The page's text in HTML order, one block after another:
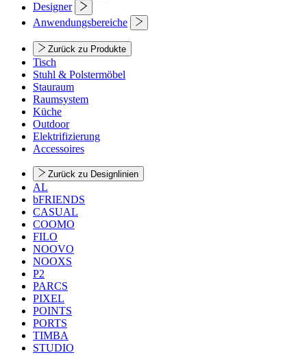
Designer
Anwendungsbereiche
Zurück zu Produkte
Tisch
Stuhl & Polstermöbel
Stauraum
Raumsystem
Küche
Outdoor
Elektrifizierung
Accessoires
Zurück zu Designlinien
AL
bFRIENDS
CASUAL
COOMO
FILO
NOOVO
NOOXS
P2
PARCS
PIXEL
POINTS
PORTS
TIMBA
STUDIO